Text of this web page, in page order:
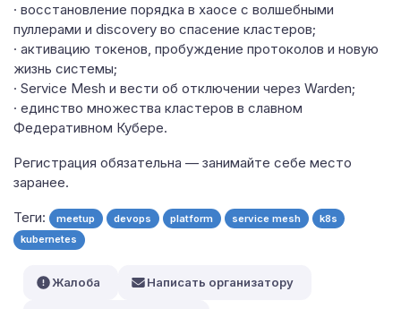
· восстановление порядка в хаосе с волшебными
пуллерами и discovery во спасение кластеров;
· активацию токенов, пробуждение протоколов и новую
жизнь системы;
· Service Mesh и вести об отключении через Warden;
· единство множества кластеров в славном
Федеративном Кубере.
Регистрация обязательна — занимайте себе место
заранее.
Теги: meetup devops platform service mesh
k8s
kubernetes
Жалоба Написать организатору